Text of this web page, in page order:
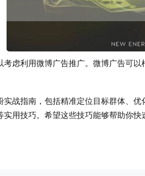
考虑利用微博广告推广。微博广告可
指南，包括精准定位目标群体、优
技巧。希望这些技巧能够帮助你快